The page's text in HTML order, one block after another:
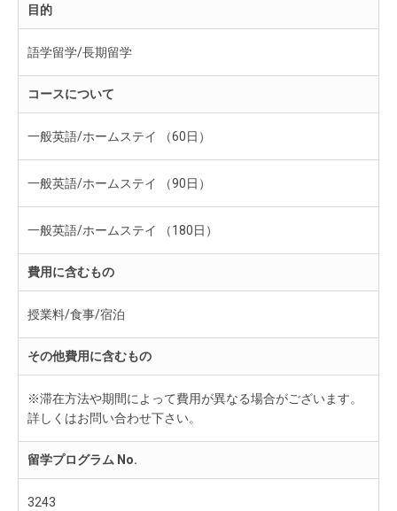
目的
語学留学/長期留学
コースについて
一般英語/ホームステイ （60日）
一般英語/ホームステイ （90日）
一般英語/ホームステイ （180日）
費用に含むもの
授業料/食事/宿泊
その他費用に含むもの
※滞在方法や期間によって費用が異なる場合がございます。
詳しくはお問い合わせ下さい。
留学プログラム No.
3243